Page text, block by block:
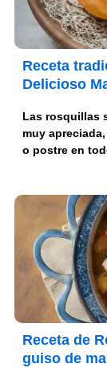
Receta
Delicioso
Las rosquillas
muy
o postre en
Receta de
guiso de